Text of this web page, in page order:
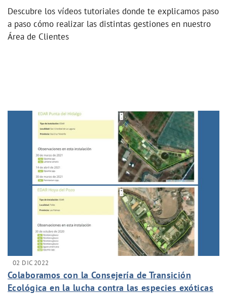
Descubre los vídeos tutoriales donde te explicamos paso
a paso cómo realizar las distintas gestiones en nuestro
Área de Clientes
02 DIC 2022
Colaboramos con la Consejería de Transición
Ecológica en la lucha contra las especies exóticas